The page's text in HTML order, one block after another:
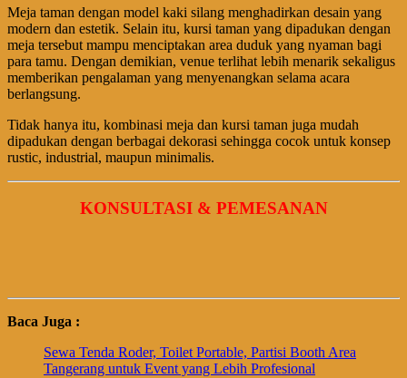
Meja taman dengan model kaki silang menghadirkan desain yang
modern dan estetik. Selain itu, kursi taman yang dipadukan dengan
meja tersebut mampu menciptakan area duduk yang nyaman bagi
para tamu. Dengan demikian, venue terlihat lebih menarik sekaligus
memberikan pengalaman yang menyenangkan selama acara
berlangsung.
Tidak hanya itu, kombinasi meja dan kursi taman juga mudah
dipadukan dengan berbagai dekorasi sehingga cocok untuk konsep
rustic, industrial, maupun minimalis.
KONSULTASI & PEMESANAN
Baca Juga :
Sewa Tenda Roder, Toilet Portable, Partisi Booth Area
Tangerang untuk Event yang Lebih Profesional